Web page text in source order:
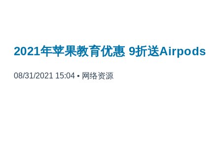
2021年苹果教育优惠 9折送Airpods
08/31/2021 15:04 • 网络资源